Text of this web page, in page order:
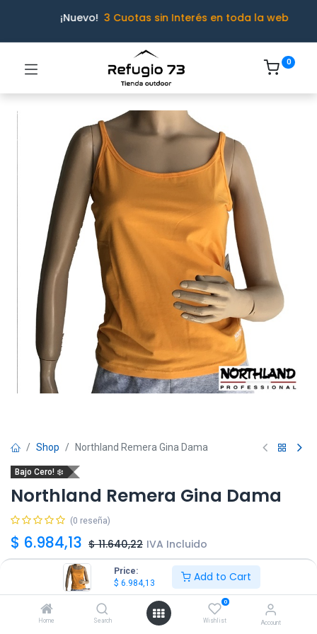
Price:
$ 6.984,13 Add to Cart
Home Search
0
Wishlist Account
¡Nuevo! 3 Cuotas sin Interés en toda la web
0
Shop Northland Remera Gina Dama
Bajo Cero! ❄️
Northland Remera Gina Dama
(0 reseña)
$ 6.984,13 $11.640,22 IVA Incluido